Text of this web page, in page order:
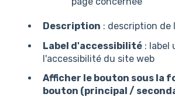
Description : description de
Label d'accessibilité : label
l'accessibilité du site web
Afficher le bouton sous la
bouton (principal /